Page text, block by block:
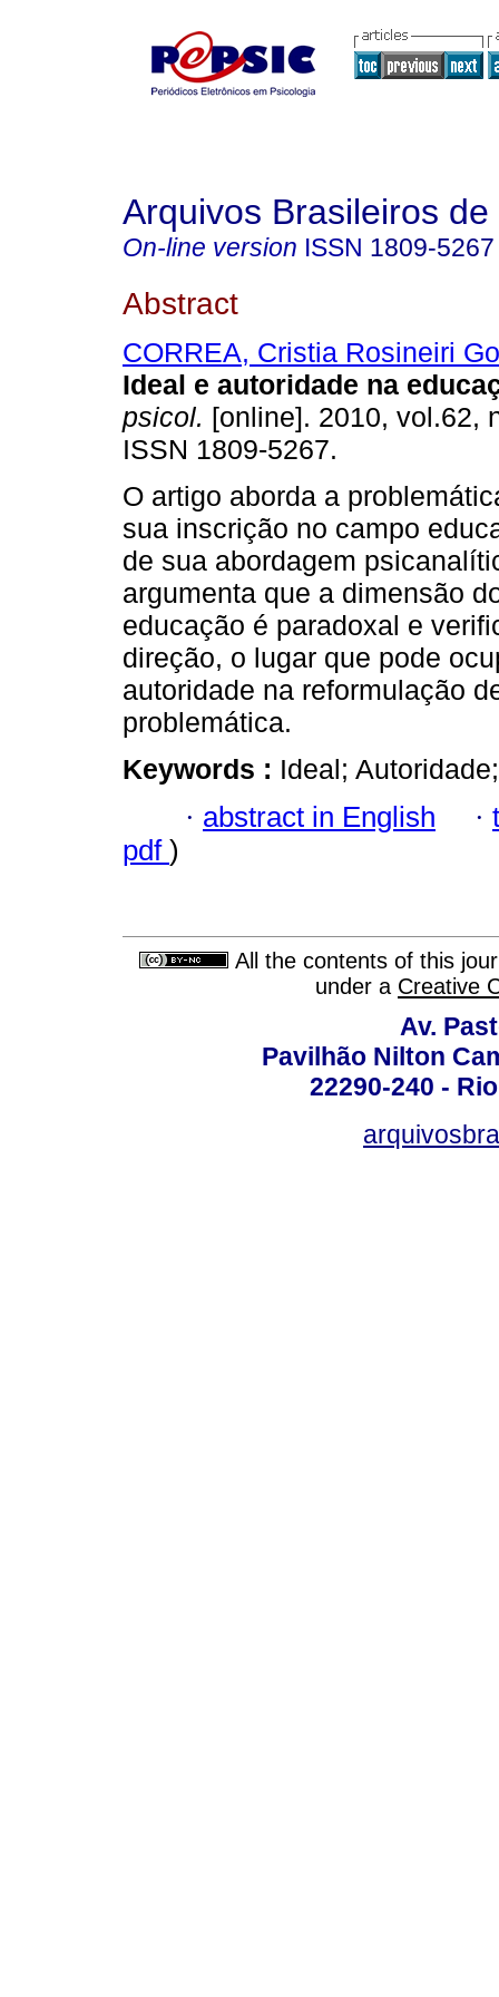
Arquivos Brasileiros
On-line version ISSN 1809-5267
Abstract
CORREA, Cristia Rosineiri
Ideal e autoridade na
psicol. [online]. 2010, vol.62,
ISSN 1809-5267.
O artigo aborda a
sua inscrição no campo
de sua abordagem
argumenta que a dimensão
educação é paradoxal e
direção, o lugar que pode
autoridade na reformulação
problemática.
Keywords : Ideal;
· abstract in English ·
pdf )
All the contents of this
under a Creative
Av.
Pavilhão Nilton
22290-240 -